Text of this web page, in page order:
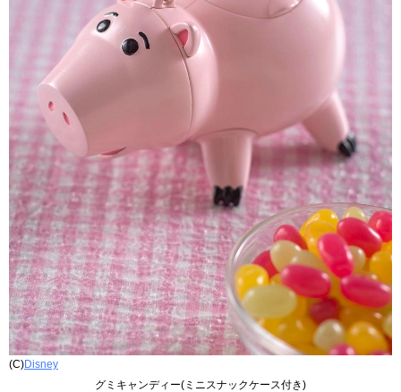
(C)Disney
グミキャンディー(ミニスナックケース付き)